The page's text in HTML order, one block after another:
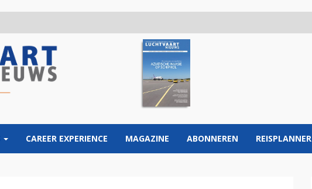
CAREER EXPERIENCE MAGAZINE ABONNEREN REISPLANNER